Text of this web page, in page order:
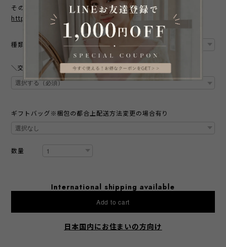
その他の画像はこちらをクリック！↓
https://www.emiledress.com/blog/2021/08/09/181329
種類
＼交換無料キャンペーン／ 本商品は交換する際の返送送料が無料
ギフトバッグ※梱包の都合上配送方法変更の場合有り
数量
International shipping available
Add to cart
日本国内にお住まいの方向け